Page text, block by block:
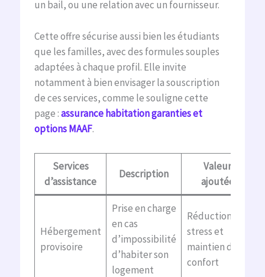
un bail, ou une relation avec un fournisseur.
Cette offre sécurise aussi bien les étudiants
que les familles, avec des formules souples
adaptées à chaque profil. Elle invite
notamment à bien envisager la souscription
de ces services, comme le souligne cette
page :assurance habitation garanties et
options MAAF.
Services
d’assistance
Description
Valeur
ajoutée
Hébergement
provisoire
Prise en charge
en cas
d’impossibilité
d’habiter son
logement
Réduction du
stress et
maintien du
confort